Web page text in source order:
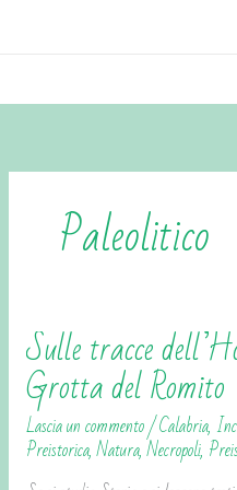
Paleolitico
Sulle tracce
Grotta del Romito
Lascia un commento/Calabria,
Preistorica,Natura,Necropoli,
Sulle
tracce
dell’Homo
Sapiens:
la